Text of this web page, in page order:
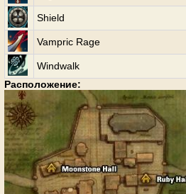
Shield
Vampric Rage
Windwalk
Расположение: